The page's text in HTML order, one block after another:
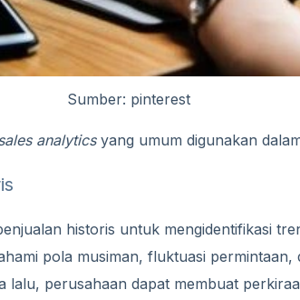
Sumber: pinterest
analyticsyang umum digunakan
historis untuk mengidentifikasi
pola musiman, fluktuasi
lalu, perusahaan dapat membuat